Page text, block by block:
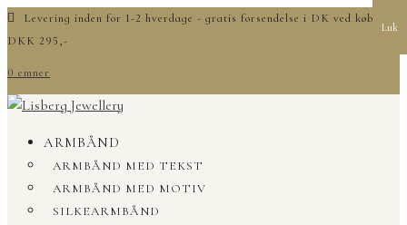
Levering inden for 1-2 hverdage - gratis forsendelse i DK ved køb over
DKK 295,-
0 emner
ARMBÅND
ARMBÅND MED TEKST
ARMBÅND MED MOTIV
SILKEARMBÅND
Luk